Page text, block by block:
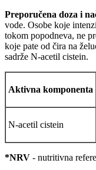
Preporučena doza i
vode. Osobe koje
tokom popodneva, ne
koje pate od čira na
sadrže N-acetil cistein.
Aktivna komponenta
N-acetil cistein
*NRV - nutritivna